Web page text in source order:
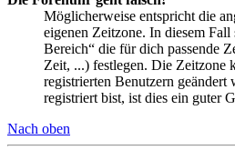
Möglicherweise entspricht die
eigenen Zeitzone. In diesem
Bereich“ die für dich passende
Zeit, ...) festlegen. Die Zeitzone
registrierten Benutzern
registriert bist, ist dies ein guter
Nach oben